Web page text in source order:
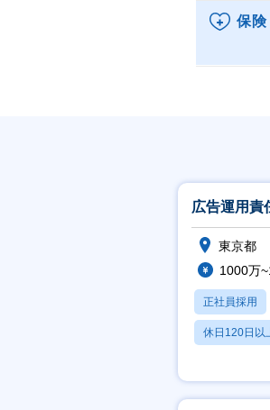
保険
広告運用責
東京都
1000万
正社員採用
休日120日以